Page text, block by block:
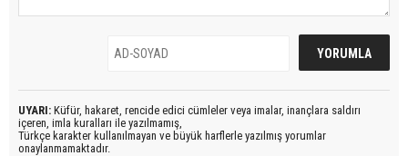
UYARI: Küfür, hakaret, rencide edici cümleler veya imalar, inançlara saldırı
içeren, imla kuralları ile yazılmamış,
Türkçe karakter kullanılmayan ve büyük harflerle yazılmış yorumlar
onaylanmamaktadır.